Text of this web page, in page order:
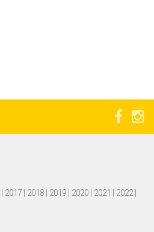
| 2017 | 2018 | 2019 | 2020 | 2021 | 2022|